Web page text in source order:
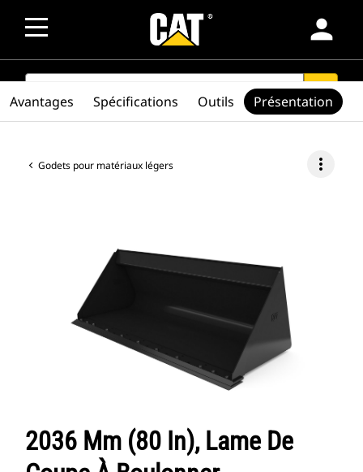
person
SEARCH search
Godets pour matériaux légers more_vert
2036 Mm (80 In), Lame De
Avantages Spécifications Outils Présentation